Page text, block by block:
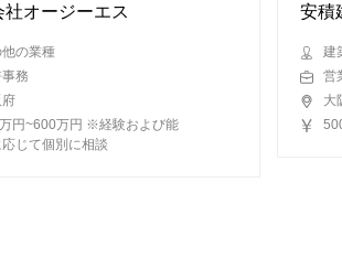
社オージーエス
他の業種
務
府
円~600万円 ※経験および能
応じて個別に相談
安積
建
営
大